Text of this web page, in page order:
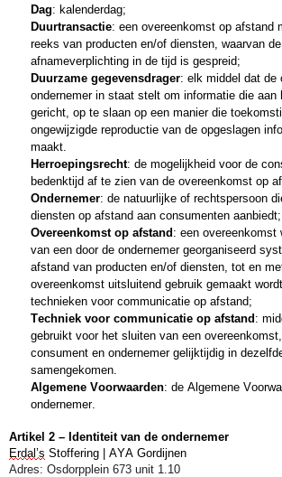
Dag: kalenderdag;
Duurtransactie: een overeenkomst op afstand
reeks van producten en/of diensten, waarvan
afnameverplichting in de tijd is gespreid;
Duurzame gegevensdrager: elk middel dat de
ondernemer in staat stelt om informatie die aan
gericht, op te slaan op een manier die
ongewijzigde reproductie van de opgeslagen
maakt.
Herroepingsrecht: de mogelijkheid voor de
bedenktijd af te zien van de overeenkomst op
Ondernemer: de natuurlijke of rechtspersoon
diensten op afstand aan consumenten aanbiedt;
Overeenkomst op afstand : een overeenkomst
van een door de ondernemer georganiseerd
afstand van producten en/of diensten, tot en
overeenkomst uitsluitend gebruik gemaakt
technieken voor communicatie op afstand;
Techniek voor communicatie op afstand :
gebruikt voor het sluiten van een
consument en ondernemer gelijktijdig in
samengekomen.
Algemene Voorwaarden: de Algemene
ondernemer.
Artikel 2 – Identiteit van de ondernemer
Erdal’s Stoffering | AYA Gordijnen
Adres: Osdorpplein 673 unit 1.10